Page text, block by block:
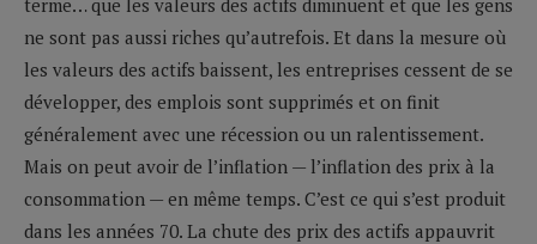
ne sont pas aussi riches qu’autrefois. Et dans la mesure où
les valeurs des actifs baissent, les entreprises cessent de se
développer, des emplois sont supprimés et on finit
généralement avec une récession ou un ralentissement.
Mais on peut avoir de l’inflation — l’inflation des prix à la
consommation — en même temps. C’est ce qui s’est produit
dans les années 70. La chute des prix des actifs appauvrit